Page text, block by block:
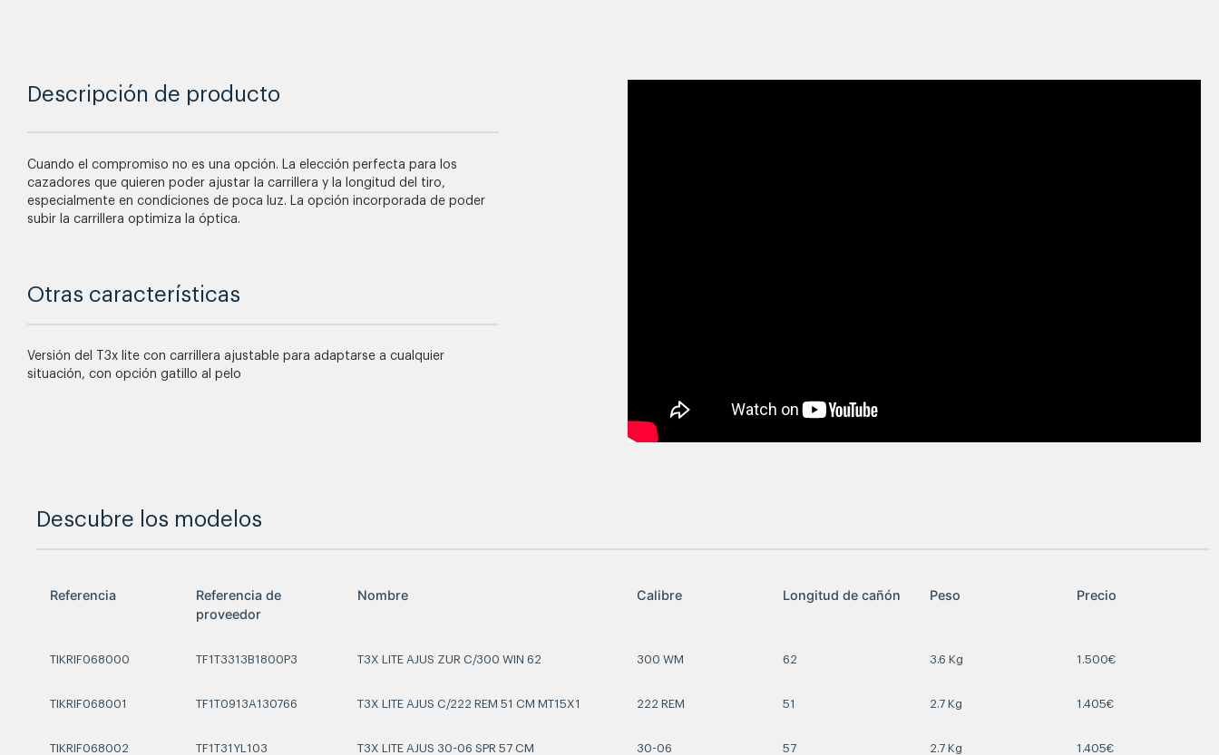
Descripción de producto
Cuando el compromiso no es una opción. La elección perfecta para los
cazadores que quieren poder ajustar la carrillera y la longitud del tiro,
especialmente en condiciones de poca luz. La opción incorporada de poder
subir la carrillera optimiza la óptica.
Otras características
Versión del T3x lite con carrillera ajustable para adaptarse a cualquier
situación, con opción gatillo al pelo
Descubre los modelos
Referencia
Referencia de
proveedor
Nombre Calibre Longitud de cañón Peso Precio
TIKRIF068000 TF1T3313B1800P3 T3X LITE AJUS ZUR C/300 WIN 62 300 WM 62 3.6 Kg 1.500€
TIKRIF068001 TF1T0913A130766 T3X LITE AJUS C/222 REM 51 CM MT15X1 222 REM 51 2.7 Kg 1.405€
TIKRIF068002 TF1T31YL103 T3X LITE AJUS 30-06 SPR 57 CM 30-06 57 2.7 Kg 1.405€